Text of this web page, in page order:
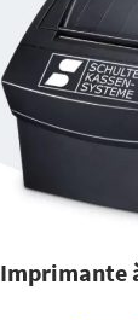
Imprimante